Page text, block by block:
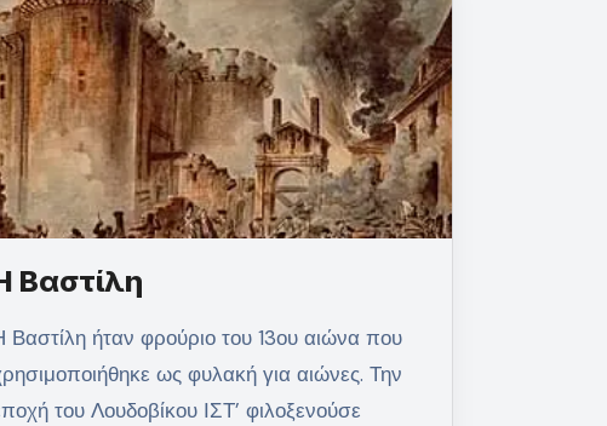
Βαστίλη
αιώνα που
ως φυλακή για αιώνες. Την
του Λουδοβίκου ΙΣΤ’ φιλοξενούσε